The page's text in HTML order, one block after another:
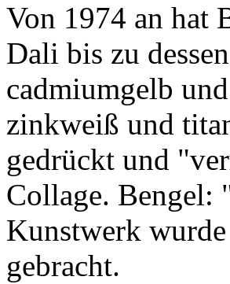
Von 1974 an hat
Dali bis zu
cadmiumgelb
zinkweiß und
gedrückt und
Collage. Bengel:
Kunstwerk
gebracht.